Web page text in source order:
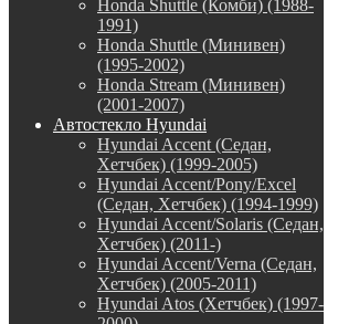
Honda Shuttle (Комби) (1988-
1991)
Honda Shuttle (Минивен)
(1995-2002)
Honda Stream (Минивен)
(2001-2007)
Автостекло Hyundai
Hyundai Accent (Седан,
Хетчбек) (1999-2005)
Hyundai Accent/Pony/Excel
(Седан, Хетчбек) (1994-1999)
Hyundai Accent/Solaris (Седан,
Хетчбек) (2011-)
Hyundai Accent/Verna (Седан,
Хетчбек) (2005-2011)
Hyundai Atos (Хетчбек) (1997-